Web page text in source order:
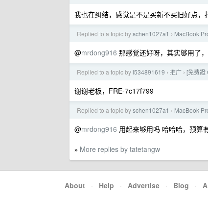
我也在纠结，感觉是不是买新不买旧好点
Replied to a topic byschen1027a1 › MacBook
@mrdong916 那感觉还好呀，其实够用了
Replied to a topic by l534891619 › 推广 › [免费蹬
谢谢老板，FRE-7c17f799
Replied to a topic byschen1027a1 › MacBook
@mrdong916 用起来够用吗 哈哈哈，预算
» More replies by tatetangw
About · Help · Advertise · Blog ·